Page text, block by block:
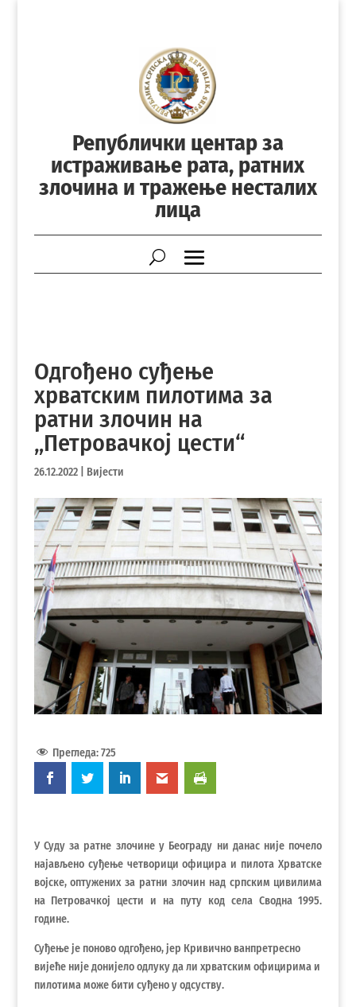
Републички центар за
истраживање рата, ратних
злочина и тражење несталих
лица
Одгођено суђење
хрватским пилотима за
ратни злочин на
„Петровачкој цести“
26.12.2022| Вијести
Прегледа: 725
У Суду за ратне злочине у Београду ни данас није почело
најављено суђење четворици официра и пилота Хрватске
војске, оптужених за ратни злочин над српским цивилима
на Петровачкој цести и на путу код села Сводна 1995.
године.
Суђење је поново одгођено, јер Кривично ванпретресно
вијеће није донијело одлуку да ли хрватским официрима и
пилотима може бити суђено у одсуству.